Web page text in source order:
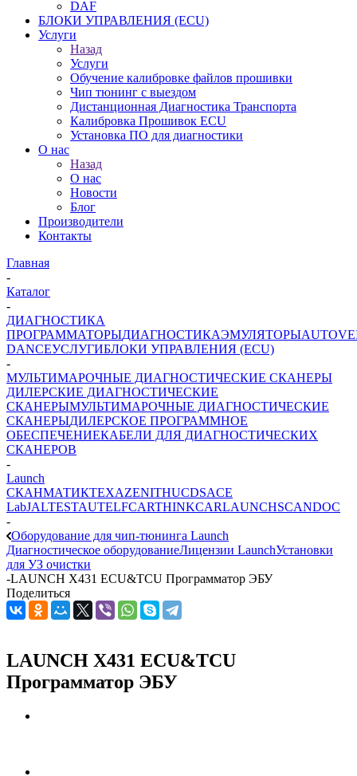
DAF
БЛОКИ УПРАВЛЕНИЯ (ECU)
Услуги
Назад
Услуги
Обучение калибровке файлов прошивки
Чип тюнинг с выездом
Дистанционная Диагностика Транспорта
Калибровка Прошивок ECU
Установка ПО для диагностики
О нас
Назад
О нас
Новости
Блог
Производители
Контакты
Главная
-
Каталог
-
ДИАГНОСТИКА
ПРОГРАММАТОРЫДИАГНОСТИКАЭМУЛЯТОРЫ
DANCEУСЛУГИБЛОКИ УПРАВЛЕНИЯ (ECU)
-
МУЛЬТИМАРОЧНЫЕ ДИАГНОСТИЧЕСКИЕ СКАНЕРЫ
ДИЛЕРСКИЕ ДИАГНОСТИЧЕСКИЕ
СКАНЕРЫМУЛЬТИМАРОЧНЫЕ ДИАГНОСТИЧЕСКИЕ
СКАНЕРЫДИЛЕРСКОЕ ПРОГРАММНОЕ
ОБЕСПЕЧЕНИЕКАБЕЛИ ДЛЯ ДИАГНОСТИЧЕСКИХ
СКАНЕРОВ
-
Launch
СКАНМАТИКTEXAZENITHUCDSACE
LabJALTESTAUTELFCARTHINKCARLAUNCHSCANDOC
-
Оборудование для чип-тюнинга Launch
Диагностическое оборудованиеЛицензии LaunchУстановки
для УЗ очистки
-LAUNCH X431 ECU&TCU Программатор ЭБУ
Поделиться
LAUNCH X431 ECU&TCU
Программатор ЭБУ